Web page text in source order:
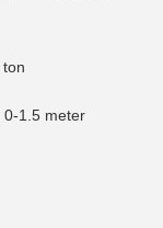
0-1.5 meter